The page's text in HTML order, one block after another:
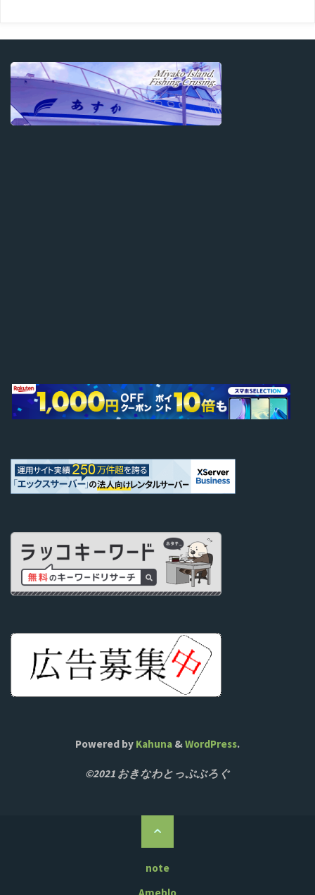
Powered by Kahuna &WordPress.
©2021 おきなわとっぷぶろぐ
note
ト
ッ
プ
に